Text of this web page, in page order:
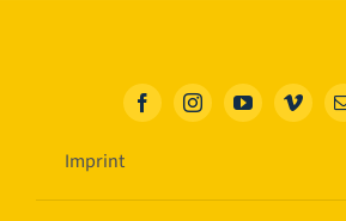
Imprint